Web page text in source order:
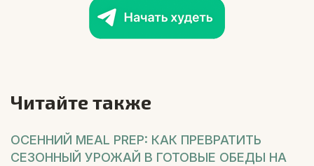
Читайте также
ОСЕННИЙ MEAL PREP: КАК ПРЕВРАТИТЬ
СЕЗОННЫЙ УРОЖАЙ В ГОТОВЫЕ ОБЕДЫ НА